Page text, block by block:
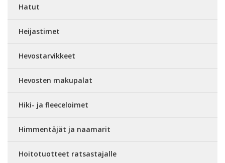
Hatut
Heijastimet
Hevostarvikkeet
Hevosten makupalat
Hiki- ja fleeceloimet
Himmentäjät ja naamarit
Hoitotuotteet ratsastajalle